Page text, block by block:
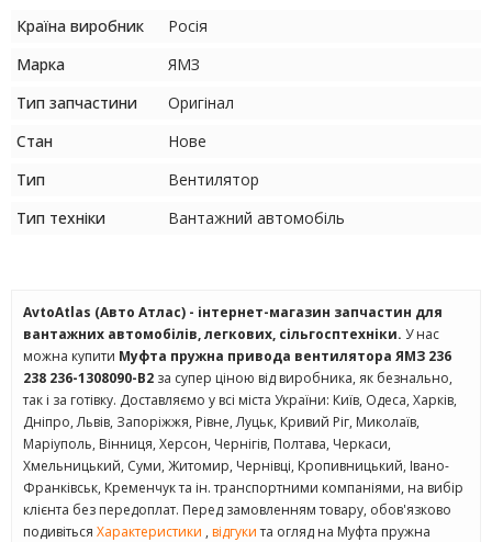
Країна виробник
Росія
Марка
ЯМЗ
Тип запчастини
Оригінал
Стан
Нове
Тип
Вентилятор
Тип техніки
Вантажний автомобіль
AvtoAtlas (Авто Атлас) - інтернет-магазин запчастин для
вантажних автомобілів, легкових, сільгосптехніки. У нас
можна купити Муфта пружна привода вентилятора ЯМЗ 236
238 236-1308090-В2 за супер ціною від виробника, як безнально,
так і за готівку. Доставляємо у всі міста України: Київ, Одеса, Харків,
Дніпро, Львів, Запоріжжя, Рівне, Луцьк, Кривий Ріг, Миколаїв,
Маріуполь, Вінниця, Херсон, Чернігів, Полтава, Черкаси,
Хмельницький, Суми, Житомир, Чернівці, Кропивницький, Івано-
Франківськ, Кременчук та ін. транспортними компаніями, на вибір
клієнта без передоплат. Перед замовленням товару, обов'язково
подивіться Характеристики , відгукита огляд на Муфта пружна